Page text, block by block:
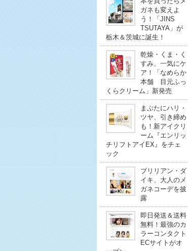
ガネも変えよ
う！「JINS
TSUTAYA」が
栃木＆茨城に誕生！
乾燥・くま・く
すみ、一気にケ
ア！「なめらか
本舗 目元ふっ
くらクリーム」新発売
まぶたにハリ・
ツヤ、引き締め
も！新アイクリ
ーム『エンリッ
チリフトアイEX』をチェ
ック
ブリリアン・ダ
イキ、大人のメ
ガネコーデを披
露
即日発送＆送料
無料！最強のカ
ラーコンタクト
ECサイトがオ